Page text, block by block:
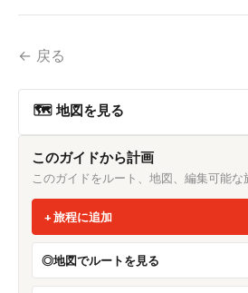
← 戻る
🗺 地図を見る
このガイドから計画
このガイドをルート、地図、編集可能な
旅程に追加
地図でルートを見る